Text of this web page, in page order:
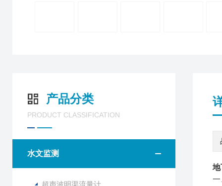
产品分类
PRODUCT CLASSIFICATION
水文监测
超声波明渠流量计
地
一